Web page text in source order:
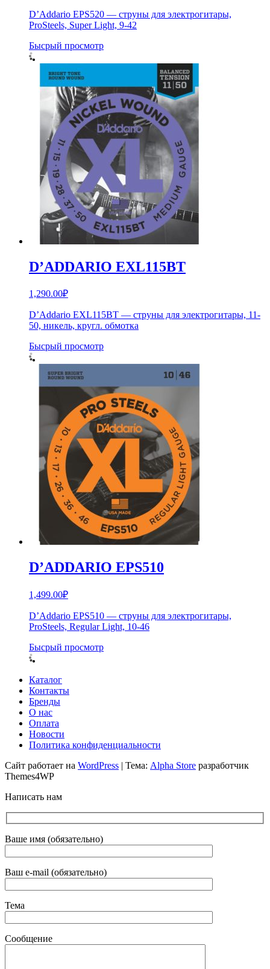
D’Addario EPS520 — струны для электрогитары,
ProSteels, Super Light, 9-42
Бысрый просмотр
D’ADDARIO EXL115BT
1,290.00₽
D’Addario EXL115BT — струны для электрогитары, 11-
50, никель, кругл. обмотка
Бысрый просмотр
D’ADDARIO EPS510
1,499.00₽
D’Addario EPS510 — струны для электрогитары,
ProSteels, Regular Light, 10-46
Бысрый просмотр
Каталог
Контакты
Бренды
О нас
Оплата
Новости
Политика конфиденциальности
Сайт работает на WordPress | Тема: Alpha Store разработчик
Themes4WP
Написать нам
Ваше имя (обязательно)
Ваш e-mail (обязательно)
Тема
Сообщение